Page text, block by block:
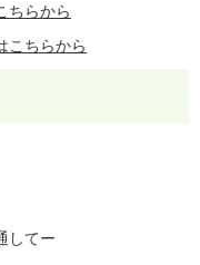
ちらから
こちらから
してー